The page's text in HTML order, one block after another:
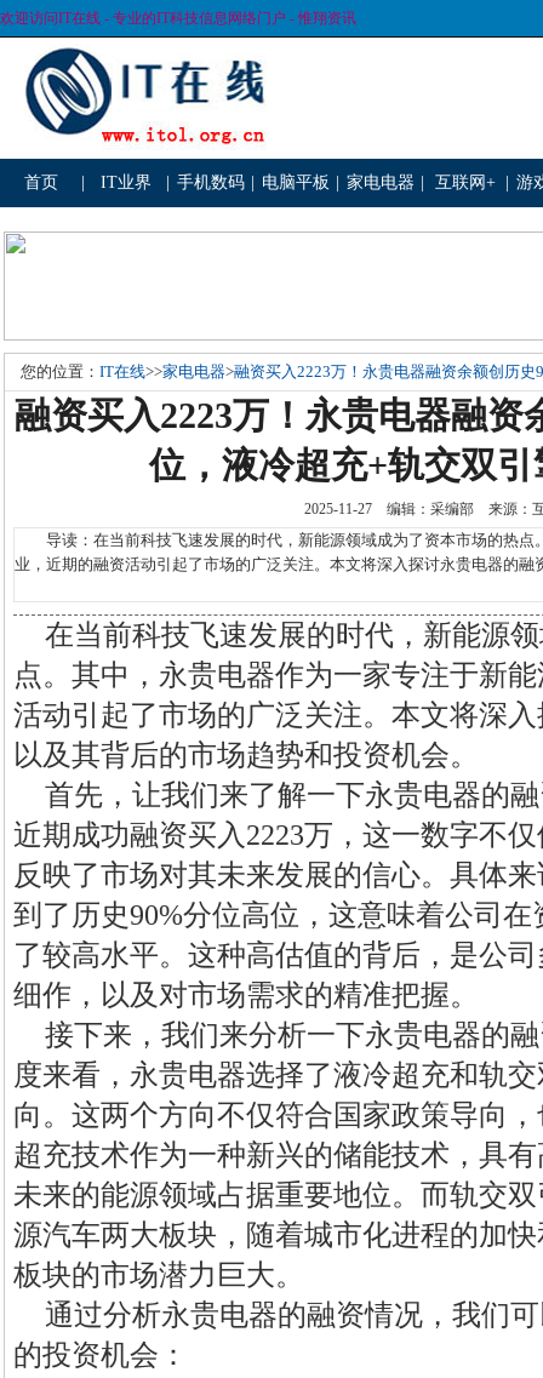
欢迎访问IT在线 - 专业的IT科技信息网络门户 - 惟翔资讯
首页 IT业界 手机数码 电脑平板 家电电器 互联网+ 游
您的位置： IT在线>>家电电器>融资买入2223万！永贵电器融资余额创历
融资买入2223万！永贵电器融资
位，液冷超充+轨交双
2025-11-27 编辑：采编部 来源
导读：在当前科技飞速发展的时代，新能源领域成为了资本市场的热点
业，近期的融资活动引起了市场的广泛关注。本文将深入探讨永贵电器的融
在当前科技飞速发展的时代，新能源
点。其中，永贵电器作为一家专注于新
活动引起了市场的广泛关注。本文将深
以及其背后的市场趋势和投资机会。
首先，让我们来了解一下永贵电器的
近期成功融资买入2223万，这一数字不
反映了市场对其未来发展的信心。具体
到了历史90%分位高位，这意味着公司
了较高水平。这种高估值的背后，是公
细作，以及对市场需求的精准把握。
接下来，我们来分析一下永贵电器的
度来看，永贵电器选择了液冷超充和轨
向。这两个方向不仅符合国家政策导向
超充技术作为一种新兴的储能技术，具
未来的能源领域占据重要地位。而轨交
源汽车两大板块，随着城市化进程的加
板块的市场潜力巨大。
通过分析永贵电器的融资情况，我们
的投资机会：